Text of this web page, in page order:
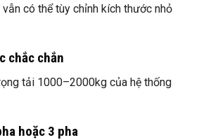
có thể tùy chỉnh kích thước nhỏ
chắc chắn
tải 1000–2000kg của hệ thống
hoặc 3 pha